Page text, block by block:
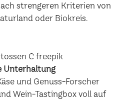
strengeren Kriterien von
oder Biokreis.
Unterhaltung
und Genuss-Forscher
Wein-Tastingbox voll auf